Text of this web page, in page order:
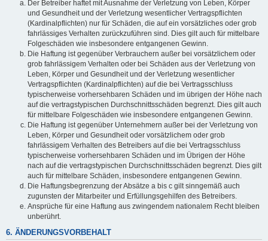
Der Betreiber haftet mit Ausnahme der Verletzung von Leben, Körper
und Gesundheit und der Verletzung wesentlicher Vertragspflichten
(Kardinalpflichten) nur für Schäden, die auf ein vorsätzliches oder grob
fahrlässiges Verhalten zurückzuführen sind. Dies gilt auch für mittelbare
Folgeschäden wie insbesondere entgangenen Gewinn.
Die Haftung ist gegenüber Verbrauchern außer bei vorsätzlichem oder
grob fahrlässigem Verhalten oder bei Schäden aus der Verletzung von
Leben, Körper und Gesundheit und der Verletzung wesentlicher
Vertragspflichten (Kardinalpflichten) auf die bei Vertragsschluss
typischerweise vorhersehbaren Schäden und im übrigen der Höhe nach
auf die vertragstypischen Durchschnittsschäden begrenzt. Dies gilt auch
für mittelbare Folgeschäden wie insbesondere entgangenen Gewinn.
Die Haftung ist gegenüber Unternehmern außer bei der Verletzung von
Leben, Körper und Gesundheit oder vorsätzlichem oder grob
fahrlässigem Verhalten des Betreibers auf die bei Vertragsschluss
typischerweise vorhersehbaren Schäden und im Übrigen der Höhe
nach auf die vertragstypischen Durchschnittsschäden begrenzt. Dies gilt
auch für mittelbare Schäden, insbesondere entgangenen Gewinn.
Die Haftungsbegrenzung der Absätze a bis c gilt sinngemäß auch
zugunsten der Mitarbeiter und Erfüllungsgehilfen des Betreibers.
Ansprüche für eine Haftung aus zwingendem nationalem Recht bleiben
unberührt.
6. ÄNDERUNGSVORBEHALT